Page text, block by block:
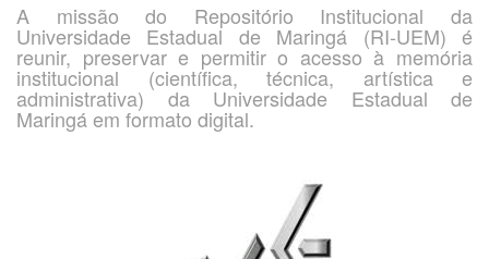
A missão do Repositório Institucional da
Universidade Estadual de Maringá (RI-UEM) é
reunir, preservar e permitir o acesso à memória
institucional (científica, técnica, artística e
administrativa) da Universidade Estadual de
Maringá em formato digital.